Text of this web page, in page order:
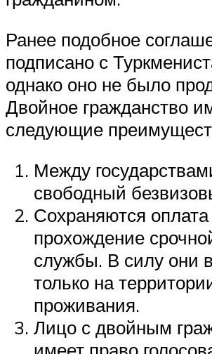
Ранее подобное
подписано с
однако оно не было
Двойное гражданство
следующие
Между
свободный
Сохраняются оплата
прохождение
службы. В силу они
только на
проживания.
Лицо с двойным
имеет право